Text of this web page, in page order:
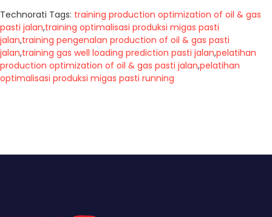
Technorati Tags: training production optimization of oil & gas
pasti jalan,training optimalisasi produksi migas pasti
jalan,training pengenalan production of oil & gas pasti
jalan,training gas well loading prediction pasti jalan,pelatihan
production optimization of oil & gas pasti jalan,pelatihan
optimalisasi produksi migas pasti running